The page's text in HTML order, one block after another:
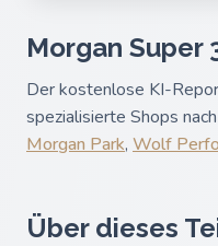
Morgan Super
Der kostenlose KI-
spezialisierte Shops
Morgan Park, Wolf
Über dieses